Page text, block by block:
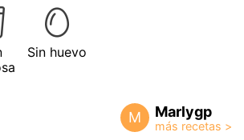
Sin huevo
M Marlygp